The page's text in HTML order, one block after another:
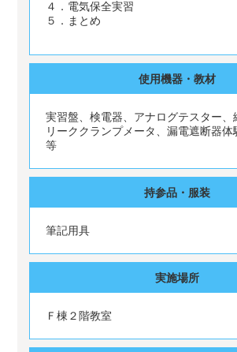
４．電気保全実習
５．まとめ
使用機器・教材
実習盤、検電器、アナログテスター、
リーククランプメータ、漏電遮断器
等
持参品・服装
筆記用具
実施場所
Ｆ棟２階教室